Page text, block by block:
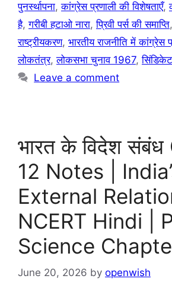
पुनर्स्थापना,कांग्रेस प्रणाली की विशेषताएँ,
है,गरीबी हटाओ नारा,प्रिवी पर्स की समाप्ति
राष्ट्रीयकरण, भारतीय राजनीति में कांग्रेस
लोकतंत्र,लोकसभा चुनाव 1967,
Leave a comment
भारत के विदेश
12 Notes |
External
NCERT Hindi |
Science
June 20, 2026 by openwish